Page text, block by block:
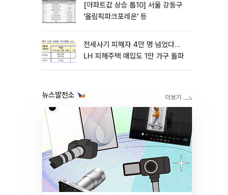
[아파트값 상승 톱10] 서울 강동구
‘올림픽파크포레온’ 등
전세사기 피해자 4만 명 넘었다…
LH 피해주택 매입도 1만 가구 돌파
뉴스발전소